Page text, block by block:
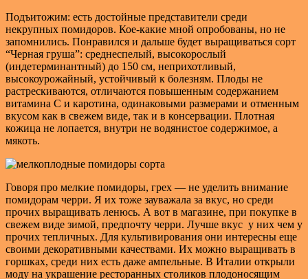
Подъитожим: есть достойные представители среди
некрупных помидоров. Кое-какие мной опробованы, но не
запомнились. Понравился и дальше будет выращиваться сорт
“Черная груша”: среднеспелый, высокорослый
(индетерминантный) до 150 см, неприхотливый,
высокоурожайный, устойчивый к болезням. Плоды не
растрескиваются, отличаются повышенным содержанием
витамина С и каротина, одинаковыми размерами и отменным
вкусом как в свежем виде, так и в консервации. Плотная
кожица не лопается, внутри не водянистое содержимое, а
мякоть.
Говоря про мелкие помидоры, грех — не уделить внимание
помидорам черри. Я их тоже зауважала за вкус, но среди
прочих выращивать ленюсь. А вот в магазине, при покупке в
свежем виде зимой, предпочту черри. Лучше вкус у них чем у
прочих тепличных. Для культивирования они интересны еще
своими декоративными качествами. Их можно выращивать в
горшках, среди них есть даже ампельные. В Италии открыли
моду на украшение ресторанных столиков плодоносящим